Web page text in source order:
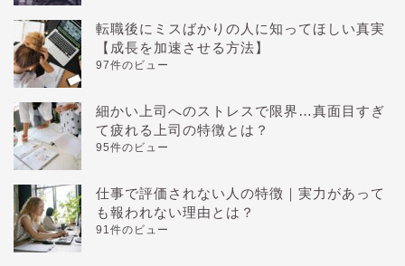
転職後にミスばかりの人に知ってほしい真実
【成長を加速させる方法】
97件のビュー
細かい上司へのストレスで限界…真面目すぎ
て疲れる上司の特徴とは？
95件のビュー
仕事で評価されない人の特徴｜実力があって
も報われない理由とは？
91件のビュー